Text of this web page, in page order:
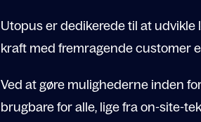
Utopus er dedikerede til at
kraft med fremragende customer
Ved at gøre mulighederne inden
brugbare for alle, lige fra on-site-